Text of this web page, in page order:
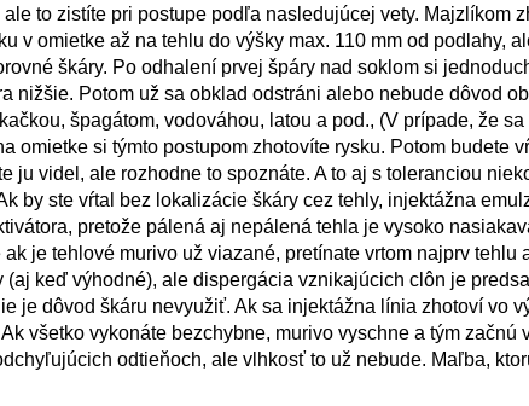
to zistíte pri postupe podľa nasledujúcej vety. Majzlíkom
v omietke až na tehlu do výšky max. 110 mm od podlahy,
škáry. Po odhalení prvej špáry nad soklom si
nižšie. Potom už sa obklad odstráni alebo nebude dôvod
špagátom, vodováhou, latou a pod., (V prípade, že
omietke si týmto postupom zhotovíte rysku. Potom budete
ju videl, ale rozhodne to spoznáte. A to aj s toleranciou
by ste vŕtal bez lokalizácie škáry cez tehly, injektážna
pretože pálená aj nepálená tehla je vysoko
je tehlové murivo už viazané, pretínate vrtom najprv
keď výhodné), ale dispergácia vznikajúcich clôn je predsa
je dôvod škáru nevyužiť. Ak sa injektážna línia zhotoví vo
všetko vykonáte bezchybne, murivo vyschne a tým
odtieňoch, ale vlhkosť to už nebude. Maľba,